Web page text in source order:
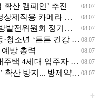
08.07
확산 캠페인’ 추진
08.07
탁으로 영상 홍보 역량 강화
08.07
원회 정기회의 개최
08.07
‘튼튼 건강 교실’ 운영
08.07
방 총력
08.07
4세대 입주자 모집
08.07
방지... 방제약제 배부
+